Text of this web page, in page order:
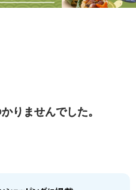
りませんでした。